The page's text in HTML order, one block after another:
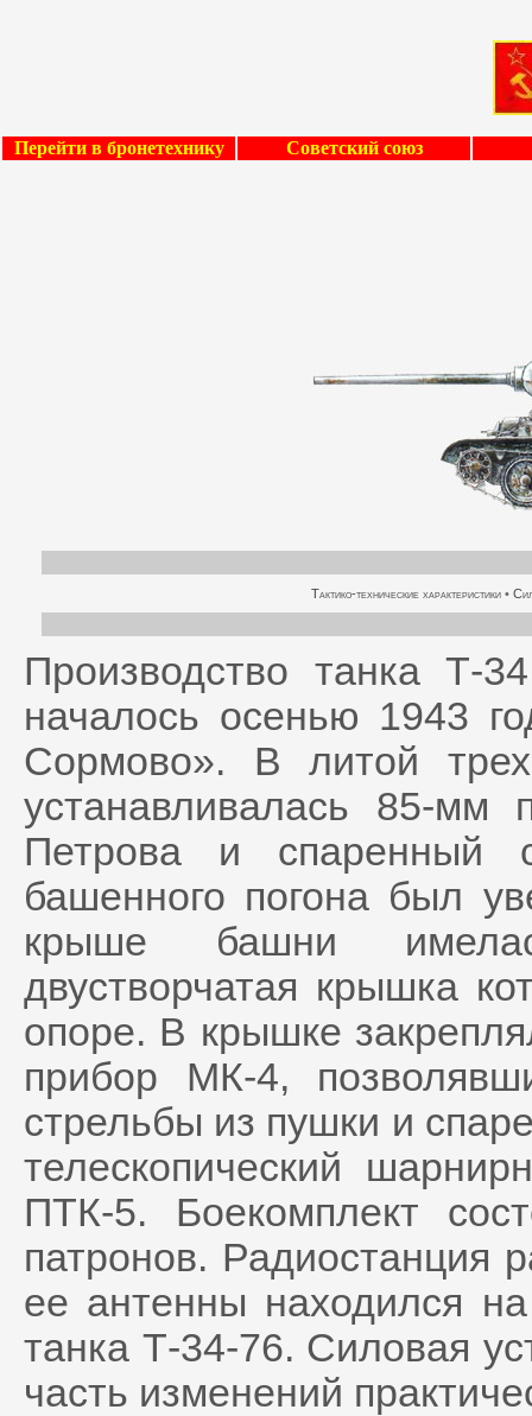
Перейти в бронетехнику Советский союз
Тактико-технические характеристики •
Производство танка Т-
началось осенью 1943
Сормово». В литой
устанавливалась 85-
Петрова и
башенного погона был
крыше башни
двустворчатая крышка
опоре. В крышке
прибор МК-4,
стрельбы из пушки и
телескопический
ПТК-5. Боекомплект
патронов. Радиостанция
ее антенны находился
танка Т-34-76. Силовая
часть изменений